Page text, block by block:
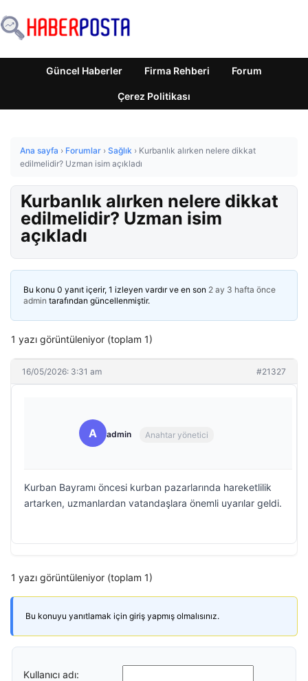
Güncel Haberler Firma Rehberi Forum
Çerez Politikası
Ana sayfa › Forumlar › Sağlık › Kurbanlık alırken nelere dikkat
edilmelidir? Uzman isim açıkladı
Kurbanlık alırken nelere dikkat
edilmelidir? Uzman isim
açıkladı
Bu konu 0 yanıt içerir, 1 izleyen vardır ve en son 2 ay 3 hafta önce
admin tarafından güncellenmiştir.
1 yazı görüntüleniyor (toplam 1)
16/05/2026: 3:31 am #21327
A admin Anahtar yönetici
Kurban Bayramı öncesi kurban pazarlarında hareketlilik
artarken, uzmanlardan vatandaşlara önemli uyarılar geldi.
1 yazı görüntüleniyor (toplam 1)
Bu konuyu yanıtlamak için giriş yapmış olmalısınız.
Kullanıcı adı: